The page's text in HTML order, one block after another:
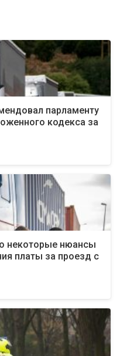
парламенту
кодекса за
некоторые нюансы
платы за проезд с